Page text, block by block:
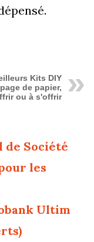
Kits DIY
de papier,
ou à s'offrir
de Société
les
Ultim